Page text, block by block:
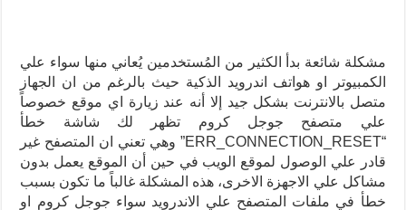
مشكلة شائعة بدأ الكثير من المُستخدمين يُعاني منها سواء علي
الكمبيوتر او هواتف اندرويد الذكية حيث بالرغم من ان الجهاز
متصل بالانترنت بشكل جيد إلا أنه عند زيارة اي موقع خصوصاً
علي متصفح جوجل كروم تظهر لك شاشة خطأ
“ERR_CONNECTION_RESET” وهي تعني ان المتصفح غير
قادر علي الوصول لموقع الويب في حين أن الموقع يعمل بدون
مشاكل علي الاجهزة الاخرى، هذه المشكلة غالباً ما تكون بسبب
خطأ في ملفات المتصفح علي الاندرويد سواء جوجل كروم او